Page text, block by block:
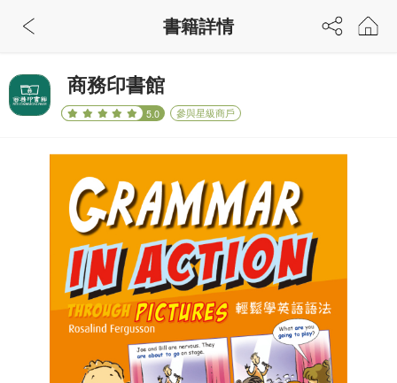
商務印書館
5.0 參與星級商戶
書籍詳情